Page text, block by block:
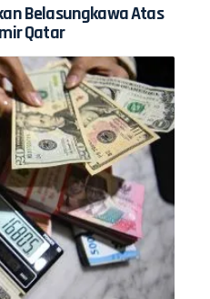
Belasungkawa Atas
Qatar